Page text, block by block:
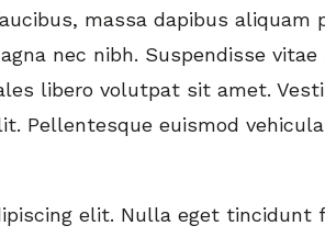
massa dapibus aliquam
nec nibh. Suspendisse vitae
libero volutpat sit amet.
Pellentesque euismod
elit. Nulla eget tincidunt